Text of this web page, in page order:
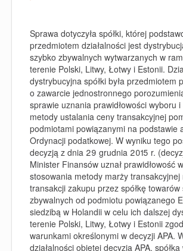
Sprawa dotyczyła spółki, której
przedmiotem działalności jest
szybko zbywalnych wytwarzanych w
terenie Polski, Litwy, Łotwy i Estonii.
dystrybucyjna spółki była przedmiotem
o zawarcie jednostronnego
sprawie uznania prawidłowości wyboru
metody ustalania ceny transakcyjnej
podmiotami powiązanymi na podstawie
Ordynacji podatkowej. W wyniku tego
decyzją z dnia 29 grudnia 2015 r.
Minister Finansów uznał prawidłowość
stosowania metody marży transakcyjnej
transakcji zakupu przez spółkę towarów
zbywalnych od podmiotu powiązanego
siedzibą w Holandii w celu ich dalszej
terenie Polski, Litwy, Łotwy i Estonii
warunkami określonymi w decyzji APA.
działalności objętej decyzją APA,